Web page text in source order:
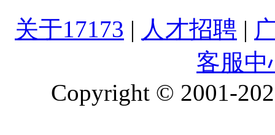
关于17173 | 人才招聘 |
客服中
Copyright © 2001-